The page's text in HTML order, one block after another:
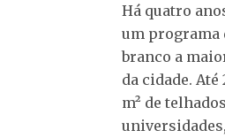
Há quatro
um programa
branco a
da cidade.
m² de